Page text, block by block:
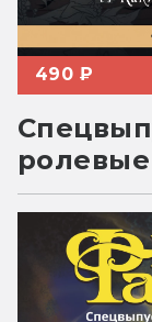
490 ₽